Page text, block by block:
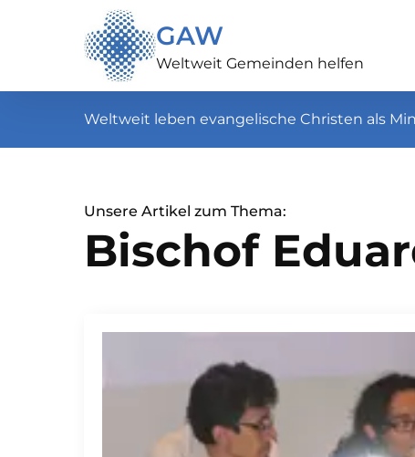
GAW
Weltweit Gemeinden helfen
Weltweit leben evangelische Christen als
Unsere Artikel zum Thema:
Bischof